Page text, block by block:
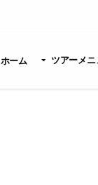
ホーム ツアーメ